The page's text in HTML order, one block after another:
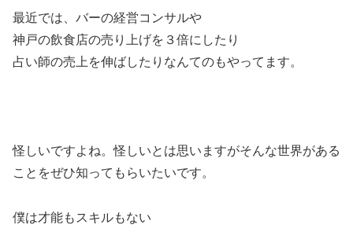
最近では、バーの経営コンサルや
神戸の飲食店の売り上げを３倍にしたり
占い師の売上を伸ばしたりなんてのもやってます。
怪しいですよね。怪しいとは思いますがそんな世界がある
ことをぜひ知ってもらいたいです。
僕は才能もスキルもない